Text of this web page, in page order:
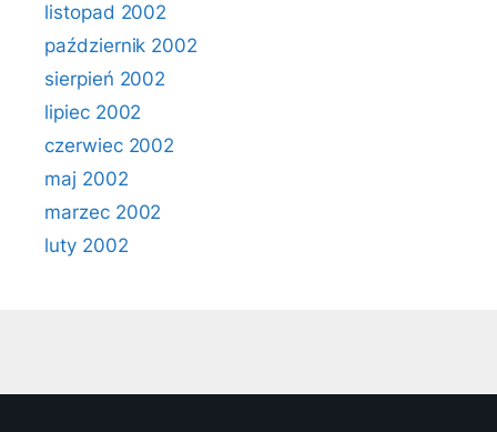
listopad 2002
październik 2002
sierpień 2002
lipiec 2002
czerwiec 2002
maj 2002
marzec 2002
luty 2002